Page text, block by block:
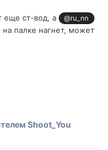
еще ст-вод, а
@ru_nn
палке нагнет, может
Shoot_You